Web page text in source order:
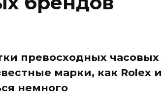
превосходных часовых
марки, как Rolex и
немного